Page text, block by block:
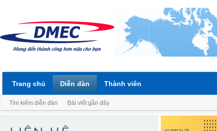
Trang chủ Diễn đàn
Tìm kiếm diễn đàn Bài viết gần đây
Thành viên